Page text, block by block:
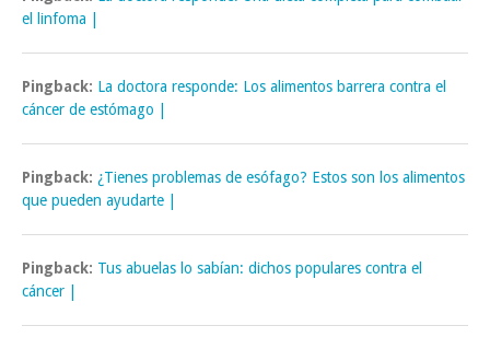
el linfoma |
Pingback: La doctora responde: Los alimentos barrera contra el
cáncer de estómago |
Pingback: ¿Tienes problemas de esófago? Estos son los alimentos
que pueden ayudarte |
Pingback: Tus abuelas lo sabían: dichos populares contra el
cáncer |